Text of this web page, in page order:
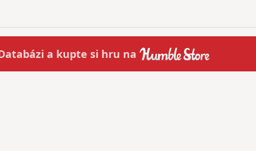
a kupte si hru na